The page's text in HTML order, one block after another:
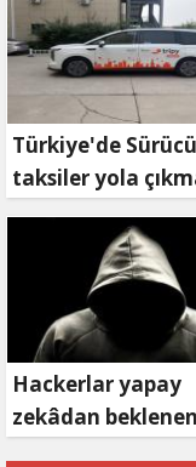
Türkiye'de
taksiler yola
hazırlanıyor
Hackerlar yapay
zekâdan beklenen